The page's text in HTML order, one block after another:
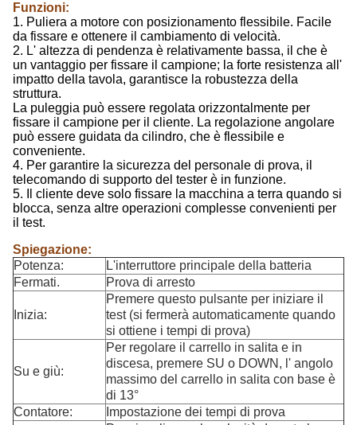
Funzioni:
1. Puliera a motore con posizionamento flessibile. Facile
da fissare e ottenere il cambiamento di velocità.
2. L' altezza di pendenza è relativamente bassa, il che è
un vantaggio per fissare il campione; la forte resistenza all'
impatto della tavola, garantisce la robustezza della
struttura.
La puleggia può essere regolata orizzontalmente per
fissare il campione per il cliente. La regolazione angolare
può essere guidata da cilindro, che è flessibile e
conveniente.
4. Per garantire la sicurezza del personale di prova, il
telecomando di supporto del tester è in funzione.
5. Il cliente deve solo fissare la macchina a terra quando si
blocca, senza altre operazioni complesse convenienti per
il test.
Spiegazione:
Potenza:
L'interruttore principale della batteria
Fermati.
Prova di arresto
Inizia:
Premere questo pulsante per iniziare il
test (si fermerà automaticamente quando
si ottiene i tempi di prova)
Su e giù:
Per regolare il carrello in salita e in
discesa, premere SU o DOWN, l' angolo
massimo del carrello in salita con base è
di 13°
Contatore:
Impostazione dei tempi di prova